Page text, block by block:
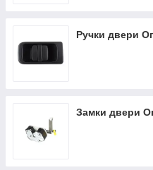
Ручки двери
Замки двери